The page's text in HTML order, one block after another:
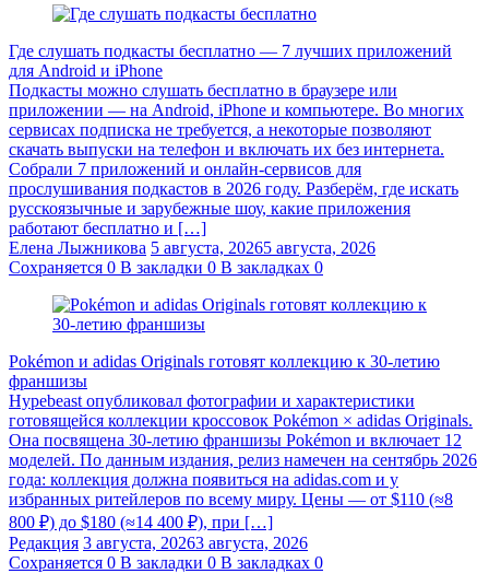
Где слушать подкасты бесплатно — 7 лучших приложений
для Android и iPhone
Подкасты можно слушать бесплатно в браузере или
приложении — на Android, iPhone и компьютере. Во многих
сервисах подписка не требуется, а некоторые позволяют
скачать выпуски на телефон и включать их без интернета.
Собрали 7 приложений и онлайн-сервисов для
прослушивания подкастов в 2026 году. Разберём, где искать
русскоязычные и зарубежные шоу, какие приложения
работают бесплатно и […]
Елена Лыжникова 5 августа, 20265 августа, 2026
Сохраняется 0 В закладки 0 В закладках 0
Pokémon и adidas Originals готовят коллекцию к 30-летию
франшизы
Hypebeast опубликовал фотографии и характеристики
готовящейся коллекции кроссовок Pokémon × adidas Originals.
Она посвящена 30-летию франшизы Pokémon и включает 12
моделей. По данным издания, релиз намечен на сентябрь 2026
года: коллекция должна появиться на adidas.com и у
избранных ритейлеров по всему миру. Цены — от $110 (≈8
800 ₽) до $180 (≈14 400 ₽), при […]
Редакция 3 августа, 20263 августа, 2026
Сохраняется 0 В закладки 0 В закладках 0